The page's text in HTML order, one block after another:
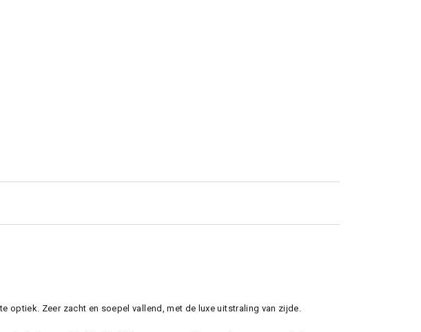
optiek. Zeer zacht en soepel vallend, met de luxe uitstraling van zijde.